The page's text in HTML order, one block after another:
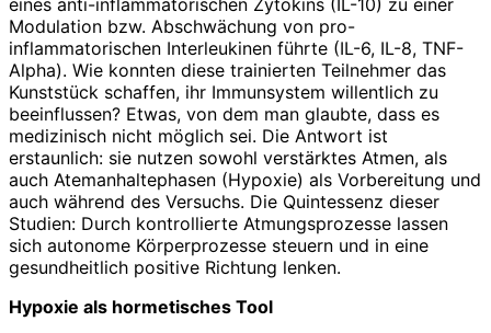
Modulation bzw. Abschwächung von pro-
inflammatorischen Interleukinen führte (IL-6, IL-8, TNF-
Alpha). Wie konnten diese trainierten Teilnehmer das
Kunststück schaffen, ihr Immunsystem willentlich zu
beeinflussen? Etwas, von dem man glaubte, dass es
medizinisch nicht möglich sei. Die Antwort ist
erstaunlich: sie nutzen sowohl verstärktes Atmen, als
auch Atemanhaltephasen (Hypoxie) als Vorbereitung und
auch während des Versuchs. Die Quintessenz dieser
Studien: Durch kontrollierte Atmungsprozesse lassen
sich autonome Körperprozesse steuern und in eine
gesundheitlich positive Richtung lenken.
Hypoxie als hormetisches Tool